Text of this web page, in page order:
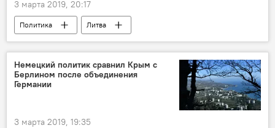
3 марта 2019, 20:17
Политика Литва
Немецкий политик сравнил Крым с
Берлином после объединения
Германии
3 марта 2019, 19:35